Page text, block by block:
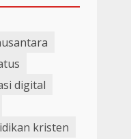
digital
kristen